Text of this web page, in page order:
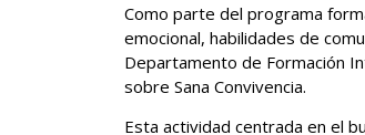
Como parte del programa
emocional, habilidades de
Departamento de Formación
sobre Sana Convivencia.
Esta actividad centrada en el